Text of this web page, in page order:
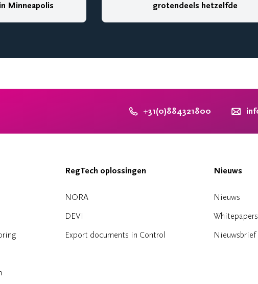
Minneapolis
grotendeels hetzelfde
+31(0)884321800
RegTech oplossingen
NORA
DEVI
Export documents in Control
Nieuws
Nieuws
Nieuwsbrief